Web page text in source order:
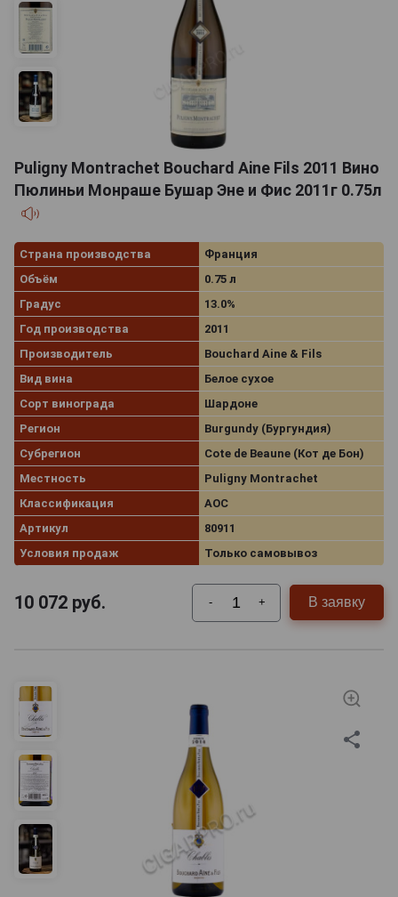
Puligny Montrachet Bouchard Aine Fils 2011 Вино
Пюлиньи Монраше Бушар Эне и Фис 2011г 0.75л
Страна производства
Франция
Объём
0.75 л
Градус
13.0%
Год производства
2011
Производитель
Bouchard Aine & Fils
Вид вина
Белое сухое
Сорт винограда
Шардоне
Регион
Burgundy (Бургундия)
Субрегион
Cote de Beaune (Кот де Бон)
Местность
Puligny Montrachet
Классификация
AOC
Артикул
80911
Условия продаж
Только самовывоз
10 072 руб. - + В заявку